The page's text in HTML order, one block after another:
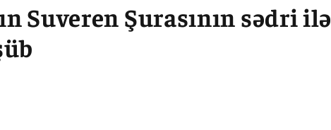
Suveren Şurasının sədri ilə